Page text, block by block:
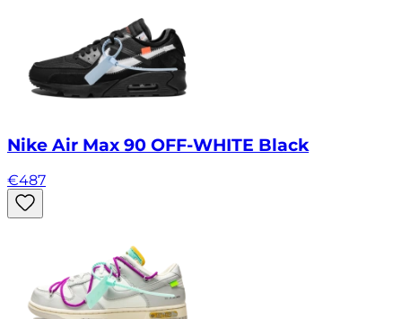
Nike Air Max 90 OFF-WHITE Black
€487